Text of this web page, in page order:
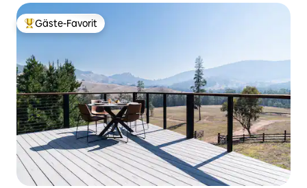
Beliebter Gäste-Favorit.
Gäste-Favorit